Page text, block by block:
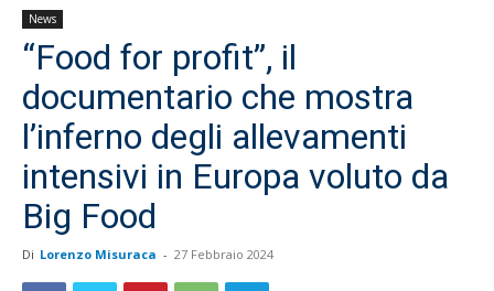
News
“Food for profit”, il
documentario che mostra
l’inferno degli allevamenti
intensivi in Europa voluto da
Big Food
Di Lorenzo Misuraca - 27 Febbraio 2024